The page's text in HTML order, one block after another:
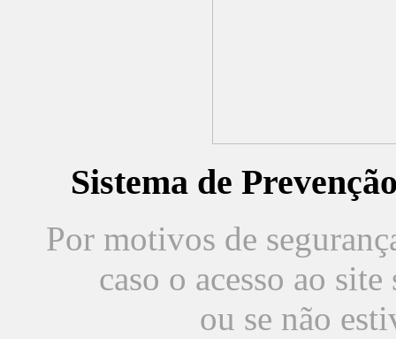
Sistema de
Por motivos de
caso o acesso ao
ou se não